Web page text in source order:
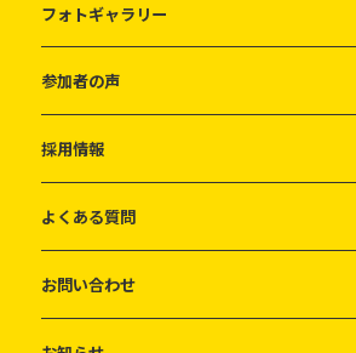
フォトギャラリー
参加者の声
採用情報
よくある質問
お問い合わせ